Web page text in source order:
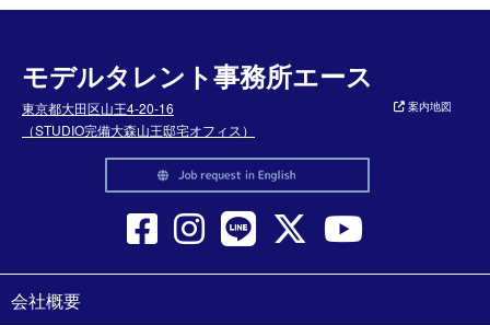
モデルタレント事務所エース
東京都大田区山王4-20-16
（STUDIO完備大森山王邸宅オフィス）
案内地図
会社概要